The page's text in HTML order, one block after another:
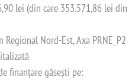
lei (din care 353.571,86 lei din
Regional Nord-Est, Axa PRNE_P2
finanțare găsești pe: